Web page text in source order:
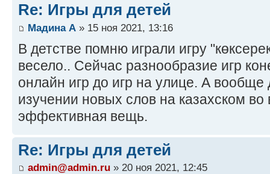
Re: Игры для детей
Мадина A » 15 ноя 2021, 13:16
В детстве помню играли игру
весело.. Сейчас разнообразие игр
онлайн игр до игр на улице. А вообще
изучении новых слов на казахском
эффективная вещь.
Re: Игры для детей
admin@admin.ru » 20 ноя 2021, 12:45